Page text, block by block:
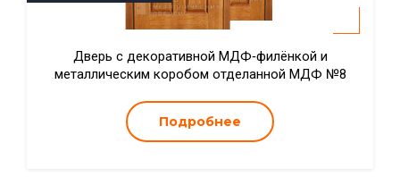
Дверь с декоративной МДФ‑филёнкой и
металлическим коробом отделанной МДФ №8
Подробнее